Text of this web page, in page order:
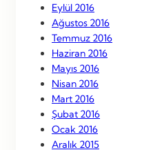
Eylül 2016
Ağustos 2016
Temmuz 2016
Haziran 2016
Mayıs 2016
Nisan 2016
Mart 2016
Şubat 2016
Ocak 2016
Aralık 2015